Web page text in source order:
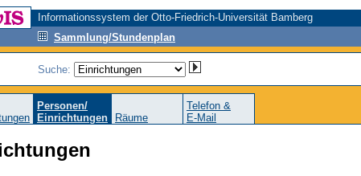
Informationssystem der Otto-Friedrich-Universität Bamberg
Sammlung/Stundenplan
Suche:
Personen/
Einrichtungen
Räume
Telefon &
E-Mail